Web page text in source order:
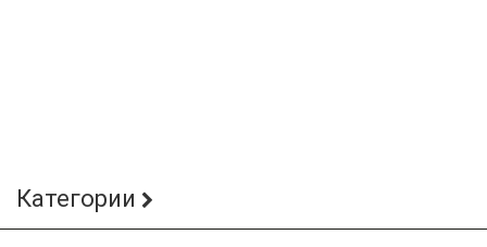
Категории